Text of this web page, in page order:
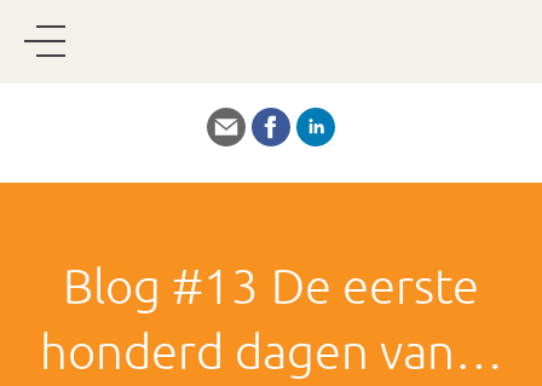
Blog #13 De eerste
honderd dagen van…